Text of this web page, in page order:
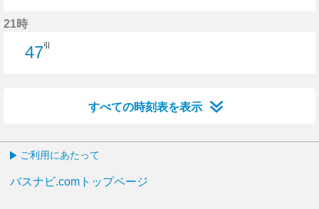
21時
47引
すべての時刻表を表示
ご利用にあたって
バスナビ.comトップページ